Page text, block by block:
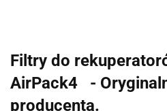
Filtry do
AirPack4
-
producenta.